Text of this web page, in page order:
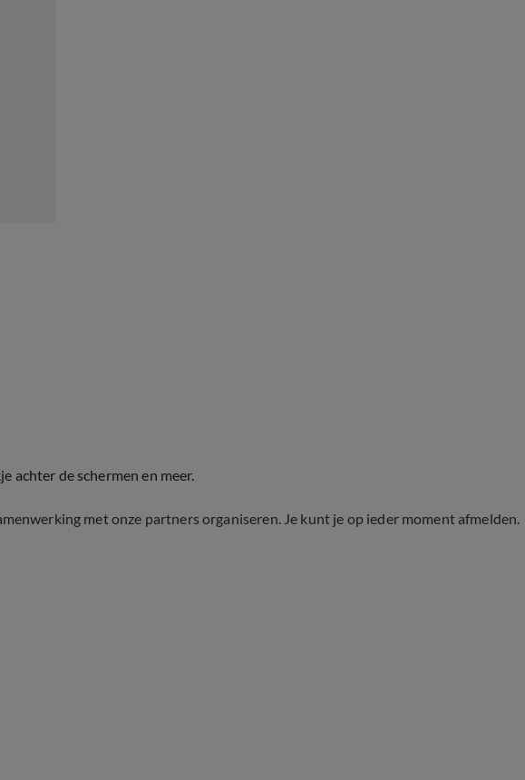
achter de schermen en meer.
met onze partners organiseren. Je kunt je op ieder moment afmelden.